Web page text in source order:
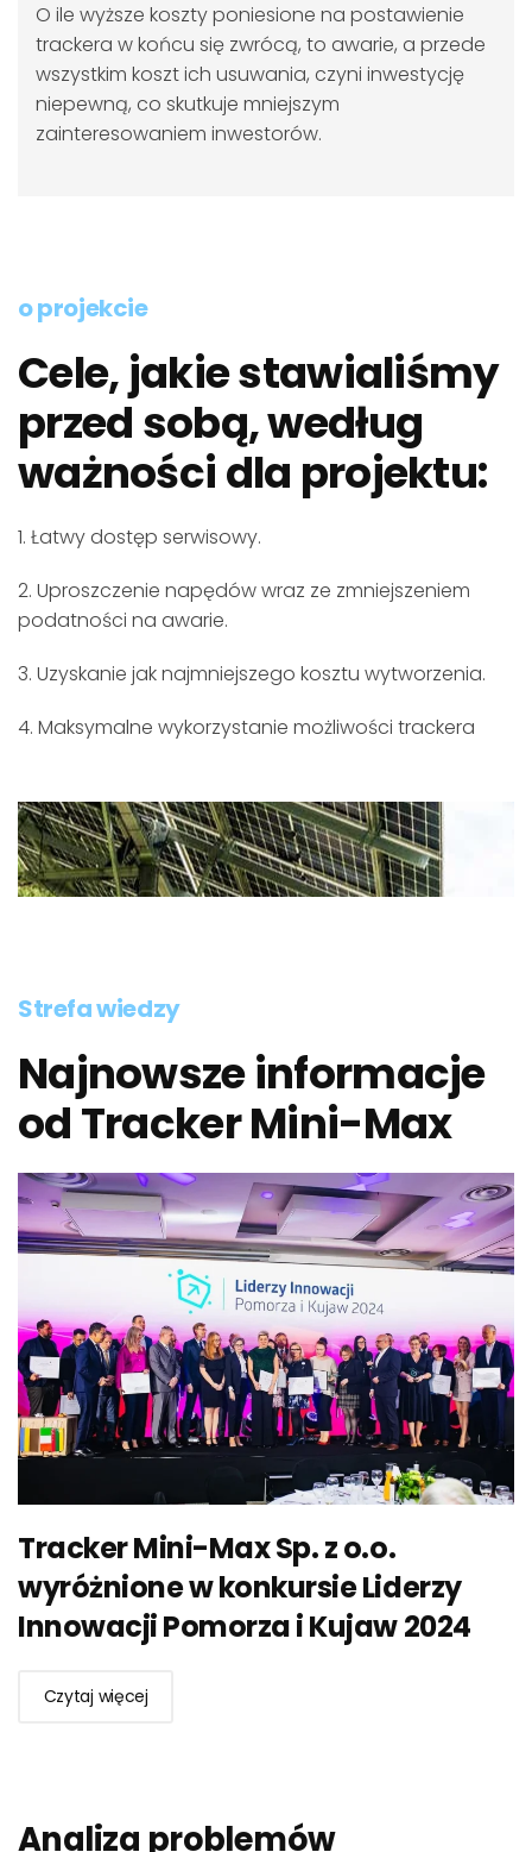
O ile wyższe koszty poniesione na postawienie
trackera w końcu się zwrócą, to awarie, a przede
wszystkim koszt ich usuwania, czyni inwestycję
niepewną, co skutkuje mniejszym
zainteresowaniem inwestorów.
o projekcie
Cele, jakie stawialiśmy
przed sobą, według
ważności dla projektu:
1. Łatwy dostęp serwisowy.
2. Uproszczenie napędów wraz ze zmniejszeniem
podatności na awarie.
3. Uzyskanie jak najmniejszego kosztu wytworzenia.
4. Maksymalne wykorzystanie możliwości trackera
Strefa wiedzy
Najnowsze informacje
od Tracker Mini-Max
Tracker Mini-Max Sp. z o.o.
wyróżnione w konkursie Liderzy
Innowacji Pomorza i Kujaw 2024
Czytaj więcej
Analiza problemów